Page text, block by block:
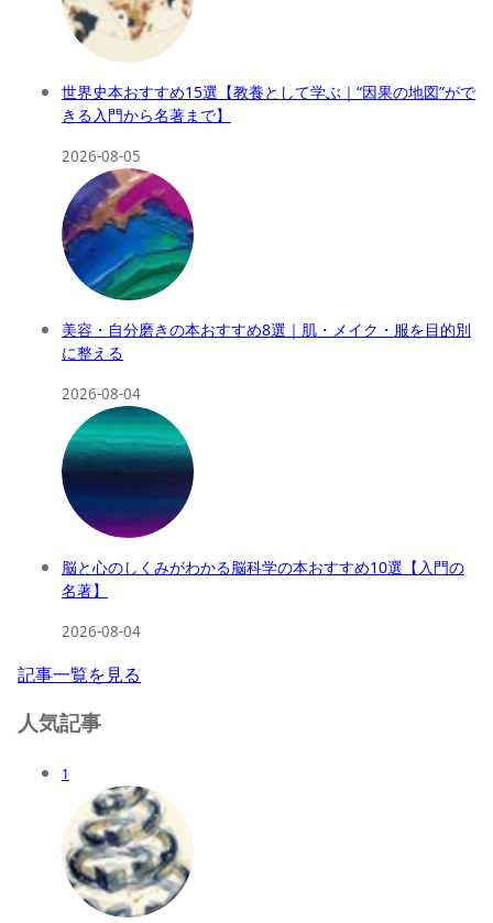
世界史本おすすめ15選【教養として学ぶ｜“因果の地図”がで
きる入門から名著まで】
2026-08-05
美容・自分磨きの本おすすめ8選｜肌・メイク・服を目的別
に整える
2026-08-04
脳と心のしくみがわかる脳科学の本おすすめ10選【入門の
名著】
2026-08-04
記事一覧を見る
人気記事
1